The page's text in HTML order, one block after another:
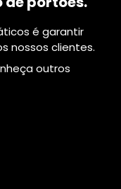
é garantir
nossos clientes.
outros